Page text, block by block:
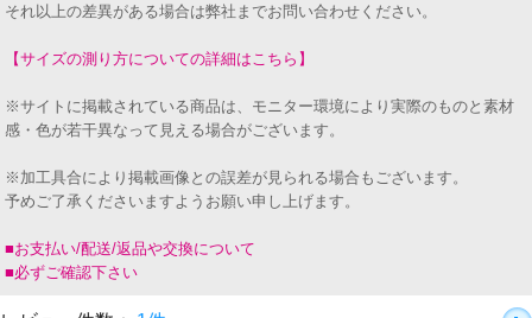
それ以上の差異がある場合は弊社までお問い合わせください。
【サイズの測り方についての詳細はこちら】
※サイトに掲載されている商品は、モニター環境により実際のものと素材
感・色が若干異なって見える場合がございます。
※加工具合により掲載画像との誤差が見られる場合もございます。
予めご了承くださいますようお願い申し上げます。
■お支払い/配送/返品や交換について
■必ずご確認下さい